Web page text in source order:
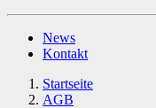
News
Kontakt
Startseite
AGB